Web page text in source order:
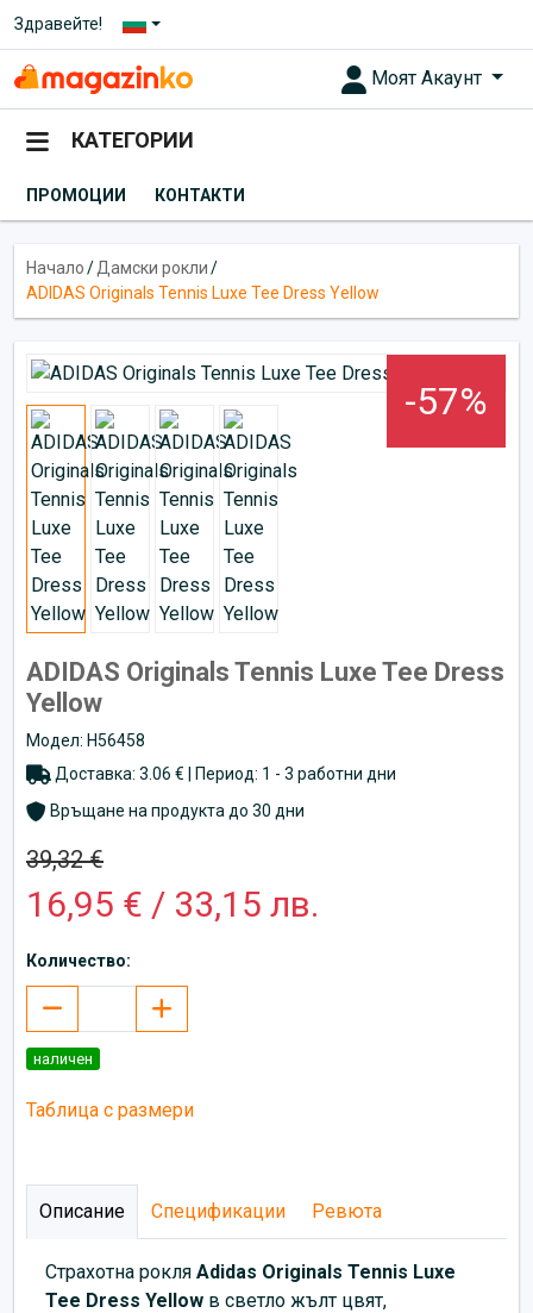
Здравейте!
Моят Акаунт
КАТЕГОРИИ
ПРОМОЦИИ КОНТАКТИ
Начало/Дамски рокли/
ADIDAS Originals Tennis Luxe Tee Dress Yellow
-57%
ADIDAS Originals Tennis Luxe Tee Dress
Yellow
Модел: H56458
Доставка: 3.06 € | Период: 1 - 3 работни дни
Връщане на продукта до 30 дни
39,32 €
16,95 € / 33,15 лв.
Количество:
наличен
Таблица с размери
Описание Спецификации Ревюта
Страхотна рокля Adidas Originals Tennis Luxe
Tee Dress Yellow в светло жълт цвят,